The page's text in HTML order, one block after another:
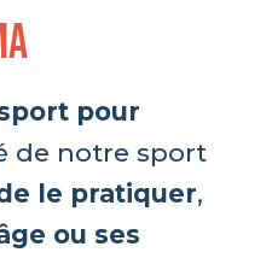
pour
de notre sport
le pratiquer,
ou ses